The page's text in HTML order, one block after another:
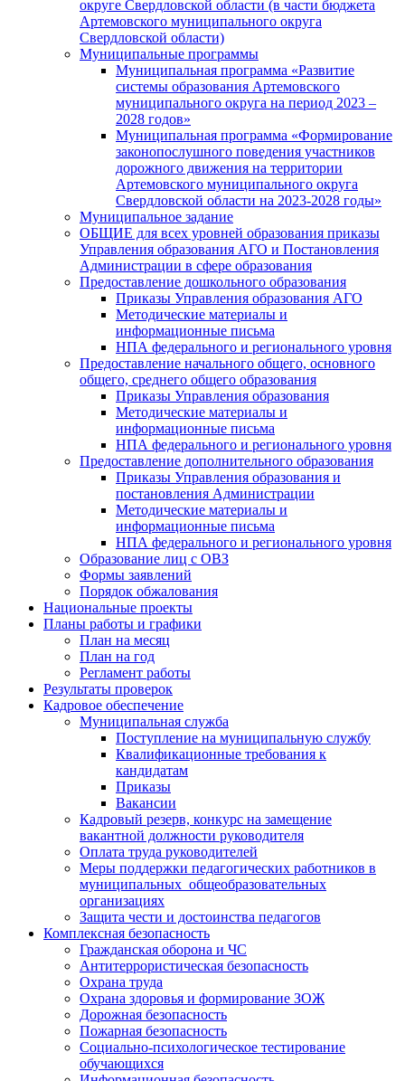
округе Свердловской области (в части бюджета
Артемовского муниципального округа
Свердловской области)
Муниципальные программы
Муниципальная программа «Развитие
системы образования Артемовского
муниципального округа на период 2023 –
2028 годов»
Муниципальная программа «Формирование
законопослушного поведения участников
дорожного движения на территории
Артемовского муниципального округа
Свердловской области на 2023-2028 годы»
Муниципальное задание
ОБЩИЕ для всех уровней образования приказы
Управления образования АГО и Постановления
Администрации в сфере образования
Предоставление дошкольного образования
Приказы Управления образования АГО
Методические материалы и
информационные письма
НПА федерального и регионального уровня
Предоставление начального общего, основного
общего, среднего общего образования
Приказы Управления образования
Методические материалы и
информационные письма
НПА федерального и регионального уровня
Предоставление дополнительного образования
Приказы Управления образования и
постановления Администрации
Методические материалы и
информационные письма
НПА федерального и регионального уровня
Образование лиц с ОВЗ
Формы заявлений
Порядок обжалования
Национальные проекты
Планы работы и графики
План на месяц
План на год
Регламент работы
Результаты проверок
Кадровое обеспечение
Муниципальная служба
Поступление на муниципальную службу
Квалификационные требования к
кандидатам
Приказы
Вакансии
Кадровый резерв, конкурс на замещение
вакантной должности руководителя
Оплата труда руководителей
Меры поддержки педагогических работников в
муниципальных общеобразовательных
организациях
Защита чести и достоинства педагогов
Комплексная безопасность
Гражданская оборона и ЧС
Антитеррористическая безопасность
Охрана труда
Охрана здоровья и формирование ЗОЖ
Дорожная безопасность
Пожарная безопасность
Социально-психологическое тестирование
обучающихся